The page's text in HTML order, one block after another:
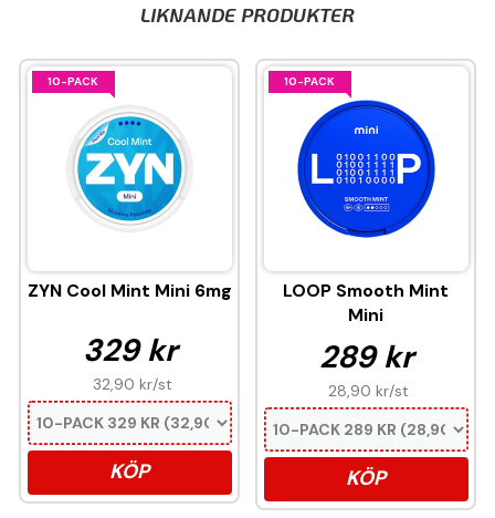
LIKNANDE PRODUKTER
10-PACK
ZYN Cool Mint Mini 6mg
329 kr
32,90 kr/st
KÖP
10-PACK
LOOP Smooth Mint
Mini
289 kr
28,90 kr/st
KÖP